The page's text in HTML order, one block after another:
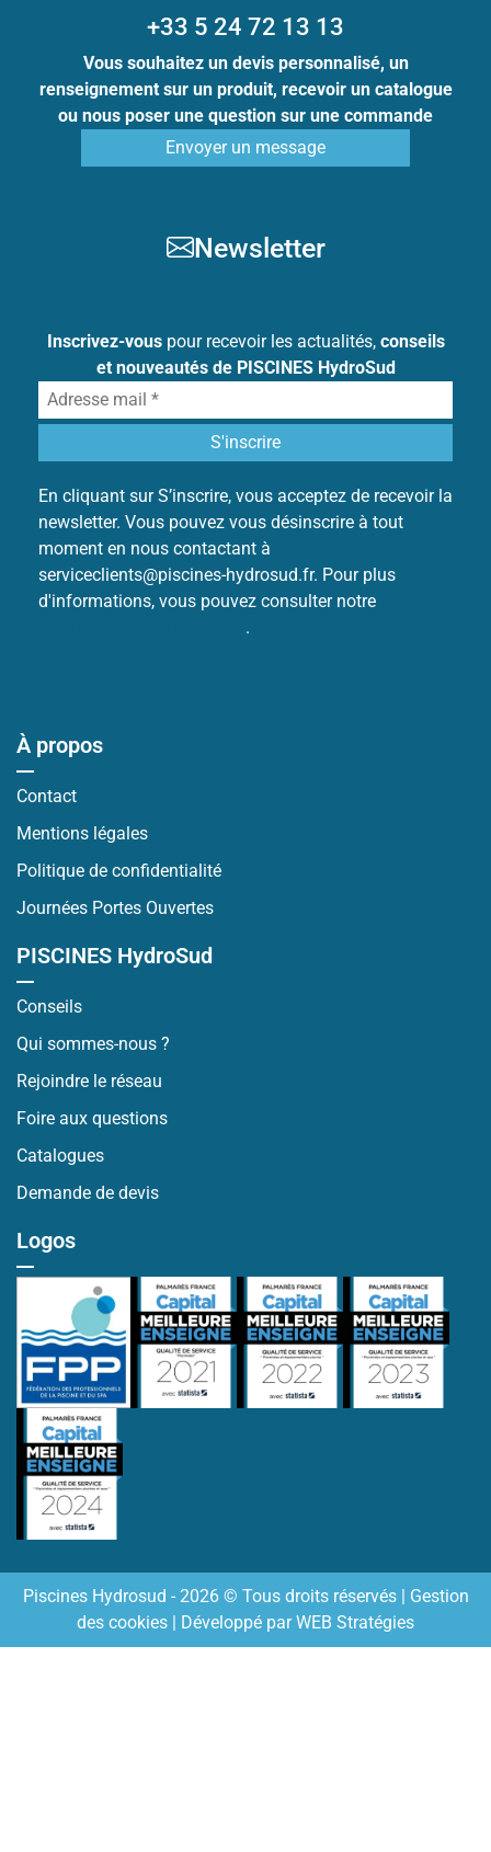
+33 5 24 72 13 13
Vous souhaitez un devis personnalisé, un
renseignement sur un produit, recevoir un catalogue
ou nous poser une question sur une commande
Envoyer un message
Newsletter
Inscrivez-vouspour recevoir les actualités, conseils
et nouveautés de PISCINES HydroSud
En cliquant sur S’inscrire, vous acceptez de recevoir la
newsletter. Vous pouvez vous désinscrire à tout
moment en nous contactant à
serviceclients@piscines-hydrosud.fr. Pour plus
d'informations, vous pouvez consulter notre
.
À propos
Contact
Mentions légales
Politique de confidentialité
Journées Portes Ouvertes
PISCINES HydroSud
Conseils
Qui sommes-nous ?
Rejoindre le réseau
Foire aux questions
Catalogues
Demande de devis
Logos
Piscines Hydrosud - 2026 © Tous droits réservés | Gestion
des cookies | Développé parWEB Stratégies